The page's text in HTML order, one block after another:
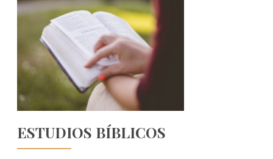
ESTUDIOS BÍBLICOS